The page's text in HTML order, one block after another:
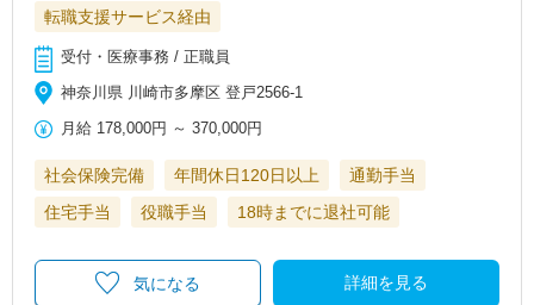
転職支援サービス経由
受付・医療事務 / 正職員
神奈川県 川崎市多摩区 登戸2566-1
月給 178,000円 ～370,000円
社会保険完備 年間休日120日以上
通勤手当
住宅手当
役職手当 18時までに退社可能
詳細を見る
気になる